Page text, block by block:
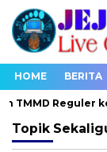
HOME BERITA
Reguler ke-
Topik